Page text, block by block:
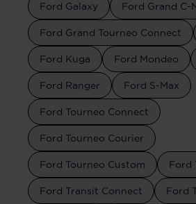
Ford Galaxy Ford Grand C-
Ford Grand Tourneo Connect
Ford Kuga Ford Mondeo
Ford Ranger Ford S-Max
Ford Tourneo Connect
Ford Tourneo Courier
Ford Tourneo Custom Ford
Ford Transit Connect Ford